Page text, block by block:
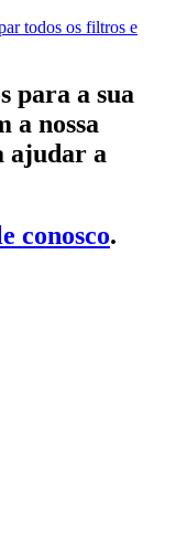
todos os filtros e
para a sua
a nossa
ajudar a
conosco.